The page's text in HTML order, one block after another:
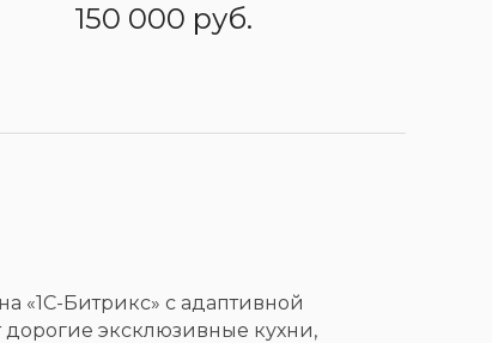
150 000 руб.
«1С-Битрикс» с адаптивной
эксклюзивные кухни,